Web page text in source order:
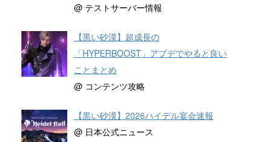
@ テストサーバー情報
【黒い砂漠】超成長の
「HYPERBOOST」アプデでやると良い
ことまとめ
@ コンテンツ攻略
【黒い砂漠】2026ハイデル宴会速報
@ 日本公式ニュース